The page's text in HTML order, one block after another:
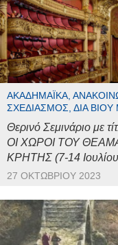
ΑΚΑΔΗΜΑΪΚΆ,
ΣΧΕΔΙΑΣΜΌΣ, ΔΙΆ
Θερινό Σεμινάριο με
ΟΙ ΧΩΡΟΙ ΤΟΥ
ΚΡΗΤΗΣ (7-14
27 ΟΚΤΩΒΡΊΟΥ 2023